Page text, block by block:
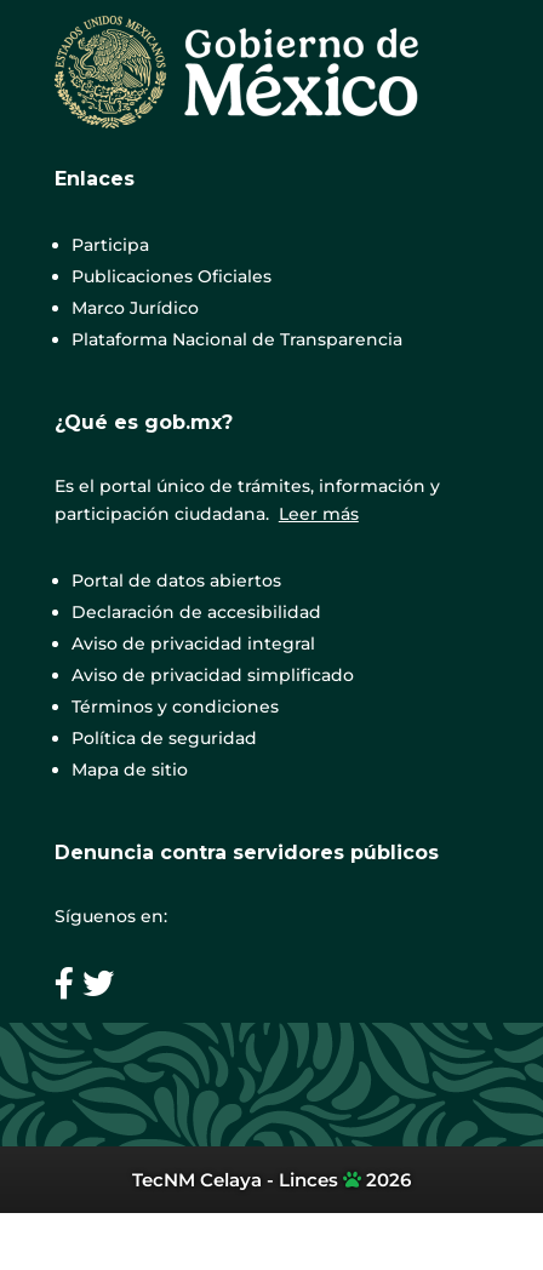
Enlaces
Participa
Publicaciones Oficiales
Marco Jurídico
Plataforma Nacional de Transparencia
¿Qué es gob.mx?
Es el portal único de trámites, información y
participación ciudadana. Leer más
Portal de datos abiertos
Declaración de accesibilidad
Aviso de privacidad integral
Aviso de privacidad simplificado
Términos y condiciones
Política de seguridad
Mapa de sitio
Denuncia contra servidores públicos
Síguenos en:
TecNM Celaya - Linces 2026